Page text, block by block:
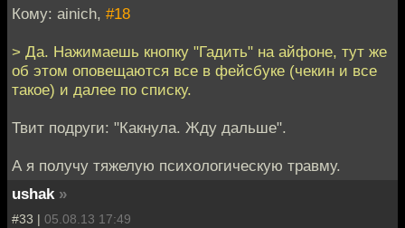
Кому: ainich, #18
> Да. Нажимаешь кнопку "Гадить" на айфоне, тут же
об этом оповещаются все в фейсбуке (чекин и все
такое) и далее по списку.
Твит подруги: "Какнула. Жду дальше".
А я получу тяжелую психологическую травму.
ushak »
#33 | 05.08.13 17:49